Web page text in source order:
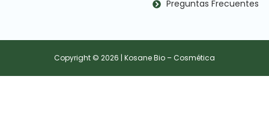
Preguntas Frecuentes
Copyright © 2026 | Kosane Bio – Cosmética